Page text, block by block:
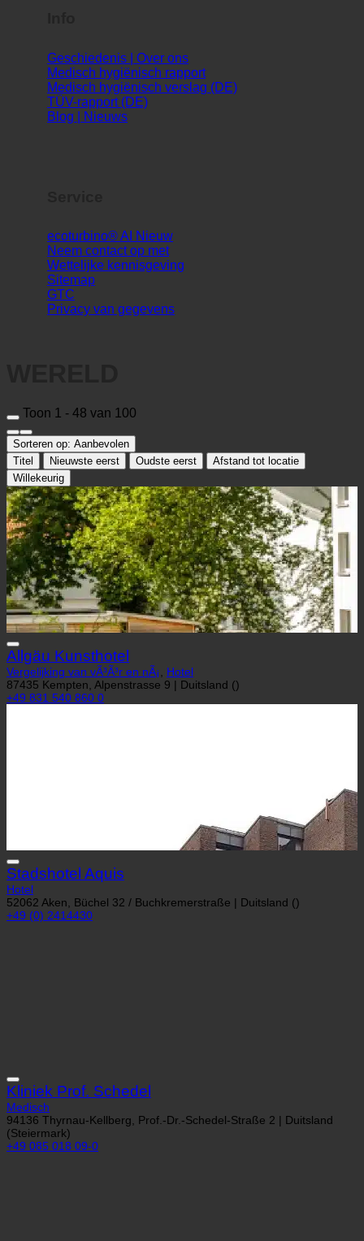
Geschiedenis | Over ons
Medisch hygiënisch rapport
Medisch hygiënisch verslag (DE)
TÜV-rapport (DE)
Blog | Nieuws
ecoturbino® AI
Neem contact op met
Wettelijke kennisgeving
Sitemap
GTC
Privacy van gegevens
Toon 1 - 48 van 100
Sorteren op: Aanbevolen
Titel
Nieuwste eerst Oudste eerst
Afstand tot locatie
Willekeurig
Allgäu Kunsthotel
Vergelijking van vÃ³Ã³r en nÃ¡, Hotel
87435 Kempten, Alpenstrasse 9 | Duitsland ()
+49 831 540 860 0
Stadshotel Aquis
Hotel
52062 Aken, Büchel 32 / Buchkremerstraße | Duitsland ()
+49 (0) 2414430
Kliniek Prof. Schedel
Medisch
94136 Thyrnau-Kellberg, Prof.-Dr.-Schedel-Straße 2 | Duitsland
(Steiermark)
+49 085 018 09-0